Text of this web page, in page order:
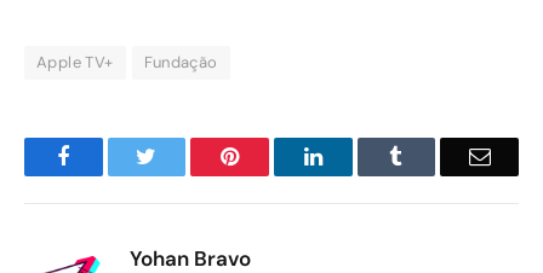
Apple TV+ Fundação
Facebook Pinterest LinkedIn Email
Yohan Bravo